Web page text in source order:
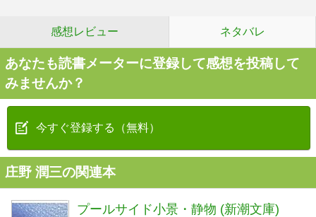
感想レビュー ネタバレ
あなたも読書メーターに登録して感想を投稿して
みませんか？
今すぐ登録する（無料）
庄野 潤三の関連本
プールサイド小景・静物 (新潮文庫)